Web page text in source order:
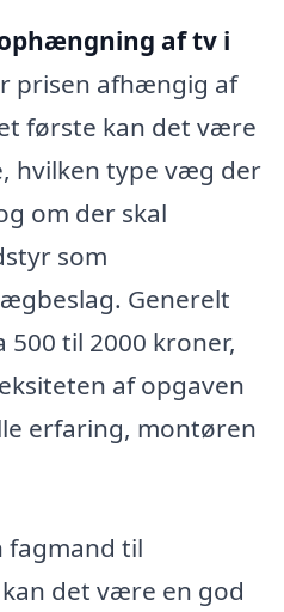
af tv i
prisen afhængig af
første kan det være
hvilken type væg der
om der skal
som
Generelt
til 2000 kroner,
af opgaven
erfaring, montøren
fagmand til
det være en god